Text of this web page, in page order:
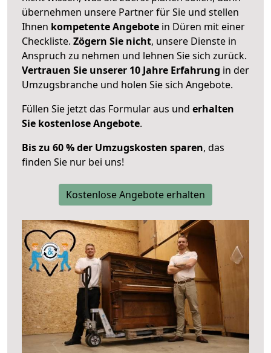
übernehmen unsere Partner für Sie und stellen
Ihnen kompetente Angebote in Düren mit einer
Checkliste. Zögern Sie nicht, unsere Dienste in
Anspruch zu nehmen und lehnen Sie sich zurück.
Vertrauen Sie unserer 10 Jahre Erfahrung in der
Umzugsbranche und holen Sie sich Angebote.
Füllen Sie jetzt das Formular aus und erhalten
Sie kostenlose Angebote.
Bis zu 60 % der Umzugskosten sparen, das
finden Sie nur bei uns!
Kostenlose Angebote erhalten